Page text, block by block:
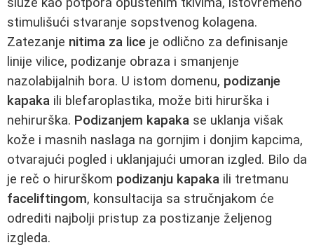
stimulišući stvaranje sopstvenog kolagena.
Zatezanje nitima za lice je odlično za definisanje
linije vilice, podizanje obraza i smanjenje
nazolabijalnih bora. U istom domenu, podizanje
kapaka ili blefaroplastika, može biti hirurška i
nehirurška. Podizanjem kapaka se uklanja višak
kože i masnih naslaga na gornjim i donjim kapcima,
otvarajući pogled i uklanjajući umoran izgled. Bilo da
je reč o hirurškom podizanju kapaka ili tretmanu
faceliftingom, konsultacija sa stručnjakom će
odrediti najbolji pristup za postizanje željenog
izgleda.